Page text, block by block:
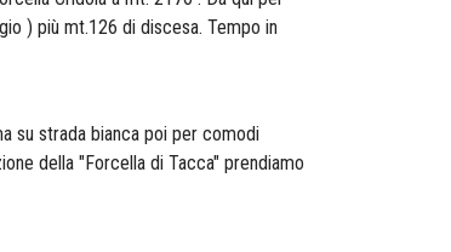
) più mt.126 di discesa. Tempo in
su strada bianca poi per comodi
della "Forcella di Tacca" prendiamo